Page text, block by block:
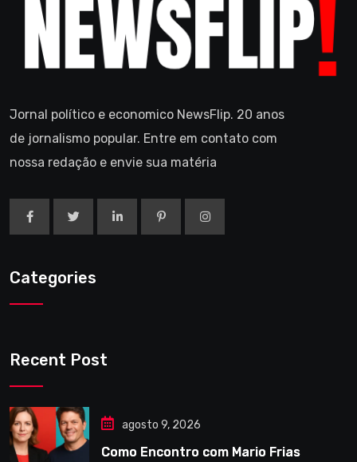
Jornal político e economico NewsFlip. 20 anos
de jornalismo popular. Entre em contato com
nossa redação e envie sua matéria
Categories
Recent Post
agosto 9, 2026
Como Encontro com Mario Frias